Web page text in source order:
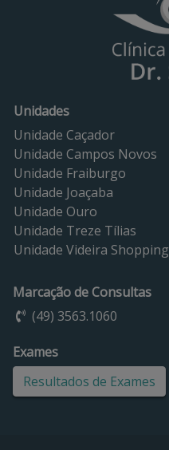
Unidades
Unidade Caçador
Unidade Campos Novos
Unidade Fraiburgo
Unidade Joaçaba
Unidade Ouro
Unidade Treze Tílias
Unidade Videira Shopping
Marcação de Consultas
(49) 3563.1060
Exames
Resultados de Exames